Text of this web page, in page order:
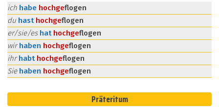
ich habe hochgeflogen
du hast hochgeflogen
er/sie/es hat hochgeflogen
wirhaben hochgeflogen
ihrhabt hochgeflogen
Sie haben hochgeflogen
Präteritum